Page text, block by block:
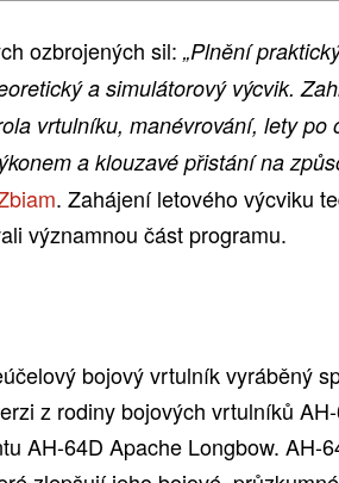
ozbrojených sil: „Plnění
a simulátorový výcvik.
vrtulníku, manévrování, lety po
a klouzavé přistání na
. Zahájení letového výcviku
významnou část programu.
bojový vrtulník vyráběný
z rodiny bojových vrtulníků
AH-64D Apache Longbow. AH-